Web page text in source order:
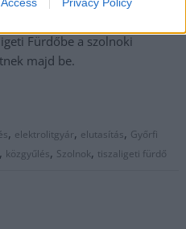
Fürdőbe a szolnoki
majd be.
, elektrolitgyár, elutasítás, Győrfi
, közgyűlés, Szolnok, tiszaligeti fürdő